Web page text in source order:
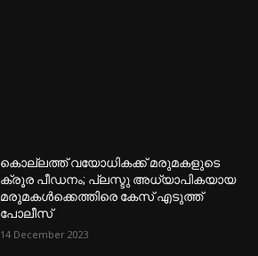
കൊല്ലത്ത് വയോധികക്ക് മരുമകളുടെ
ക്രൂര പീഡനം; പ്ലസ്ടു അധ്യാപികയായ
മരുമകൾക്കെത്തിരെ കേസ് എടുത്ത്
പോലീസ്
14 December 2023